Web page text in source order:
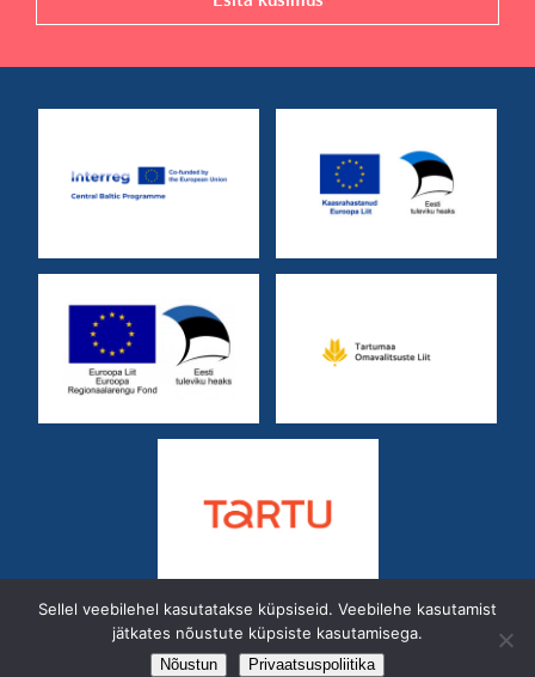
Kastani 42 50410 Telefon:7 428 402
info@arinouandla.ee IBAN: EE182200001120159652
Sellel veebilehel kasutatakse küpsiseid. Veebilehe kasutamist
jätkates nõustute küpsiste kasutamisega.
Nõustun Privaatsuspoliitika